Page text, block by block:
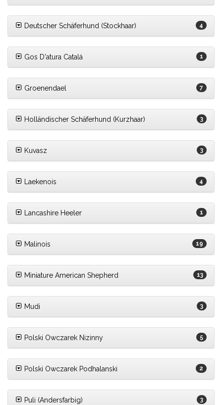
Deutscher Schäferhund (Stockhaar) 4
Gos D'atura Catalá 1
Groenendael 7
Holländischer Schäferhund (Kurzhaar) 3
Kuvasz 3
Laekenois 4
Lancashire Heeler 1
Malinois 19
Miniature American Shepherd 13
Mudi 3
Polski Owczarek Nizinny 5
Polski Owczarek Podhalanski 2
Puli (Andersfarbig) 3